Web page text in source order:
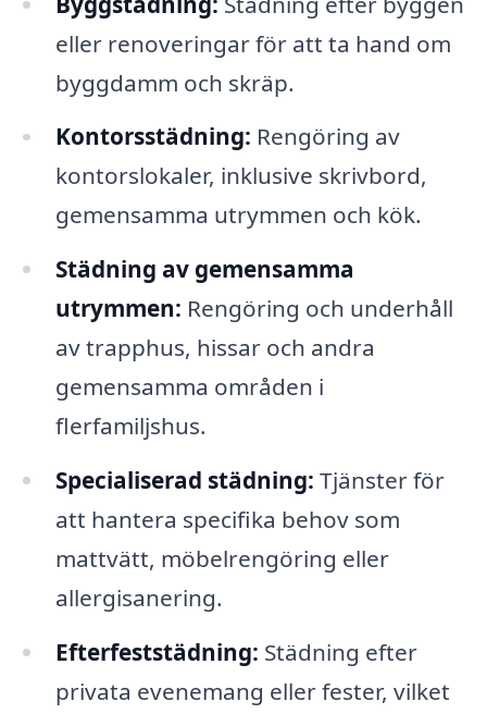
eller renoveringar för att ta hand om
byggdamm och skräp.
Kontorsstädning: Rengöring av
kontorslokaler, inklusive skrivbord,
gemensamma utrymmen och kök.
Städning av gemensamma
utrymmen: Rengöring och underhåll
av trapphus, hissar och andra
gemensamma områden i
flerfamiljshus.
Specialiserad städning: Tjänster för
att hantera specifika behov som
mattvätt, möbelrengöring eller
allergisanering.
Efterfeststädning: Städning efter
privata evenemang eller fester, vilket